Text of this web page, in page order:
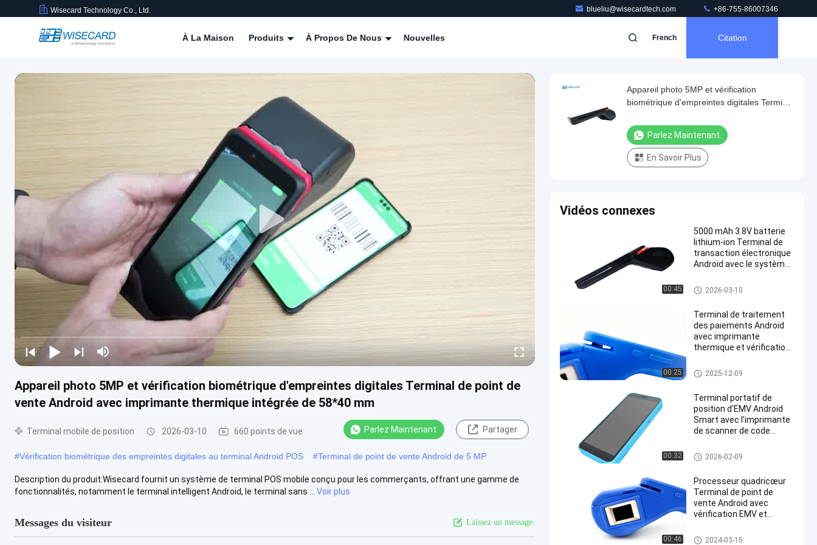
Wisecard Technology Co., Ltd. blueliu@wisecardtech.com +86-755-86007346
À La Maison Produits À Propos De Nous Nouvelles French Citation
Appareil photo 5MP et vérification biométrique d'empreintes digitales Terminal de point de
vente Android avec imprimante thermique intégrée de 58*40 mm
Terminal mobile de position 2026-03-10 660 points de vue Parlez Maintenant. Partager
#Vérification biométrique des empreintes digitales au terminal Android POS #Terminal de point de vente Android de 5 MP
Description du produit:Wisecard fournit un système de terminal POS mobile conçu pour les commerçants, offrant une gamme de
fonctionnalités, notamment le terminal intelligent Android, le terminal sans ...
Voir plus
Messages du visiteur Laissez un message.
Appareil photo 5MP et vérification
biométrique d'empreintes digitales Terminal
thermique intégrée de 58*40 mm
Parlez Maintenant.
En Savoir Plus
Vidéos connexes
00:45
5000 mAh 3.8V batterie
lithium-ion Terminal de
transaction électronique
Android avec le système
12.0
Android POS Terminal
2026-03-10
00:25
Terminal de traitement
des paiements Android
avec imprimante
thermique et vérification
Android POS Terminal
2025-12-09
00:32
Terminal portatif de
position d'EMV Android
Smart avec l'imprimante
de scanner de code
Android POS Terminal
2026-02-09
00:46
Processeur quadricœur
Terminal de point de
vente Android avec
vérification EMV et
Android POS Terminal
2024-03-15